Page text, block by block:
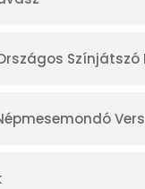
Színjátszó